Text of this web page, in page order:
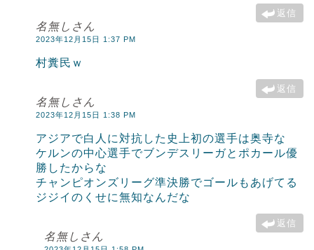
返信
名無しさん
2023年12月15日 1:37 PM
村糞民ｗ
返信
名無しさん
2023年12月15日 1:38 PM
アジアで白人に対抗した史上初の選手は奥寺な
ケルンの中心選手でブンデスリーガとポカール優
勝したからな
チャンピオンズリーグ準決勝でゴールもあげてる
ジジイのくせに無知なんだな
返信
名無しさん